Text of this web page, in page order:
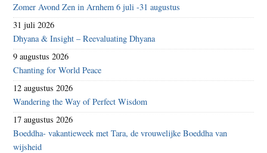
Zomer Avond Zen in Arnhem 6 juli -31 augustus
31 juli 2026
Dhyana & Insight – Reevaluating Dhyana
9 augustus 2026
Chanting for World Peace
12 augustus 2026
Wandering the Way of Perfect Wisdom
17 augustus 2026
Boeddha- vakantieweek met Tara, de vrouwelijke Boeddha van
wijsheid